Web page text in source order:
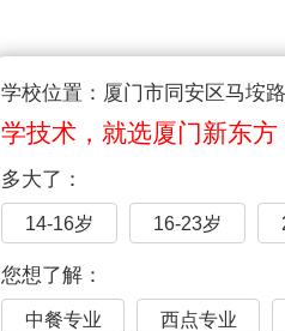
学校位置：厦门市同安区马垵
学技术，就选厦门新东方
多大了：
14-16岁 16-23岁
您想了解：
中餐专业 西点专业